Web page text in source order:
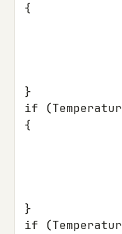
{
}
if
(Temperatur
{
}
if
(Temperatur